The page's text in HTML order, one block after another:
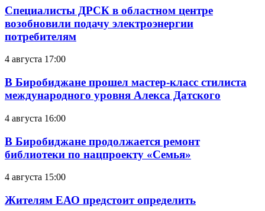
Специалисты ДРСК в областном центре
возобновили подачу электроэнергии
потребителям
4 августа 17:00
В Биробиджане прошел мастер-класс стилиста
международного уровня Алекса Датского
4 августа 16:00
В Биробиджане продолжается ремонт
библиотеки по нацпроекту «Семья»
4 августа 15:00
Жителям ЕАО предстоит определить